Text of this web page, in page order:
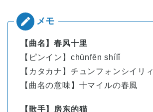
【曲名】春风十里
【ピンイン】chūnfēn shílǐ
【カタカナ】チュンフォンシイリィ
【曲名の意味】十マイルの春風
【歌手】房东的猫